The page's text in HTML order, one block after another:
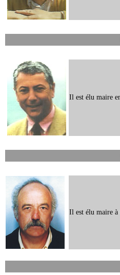
Il est élu maire
Il est élu maire à